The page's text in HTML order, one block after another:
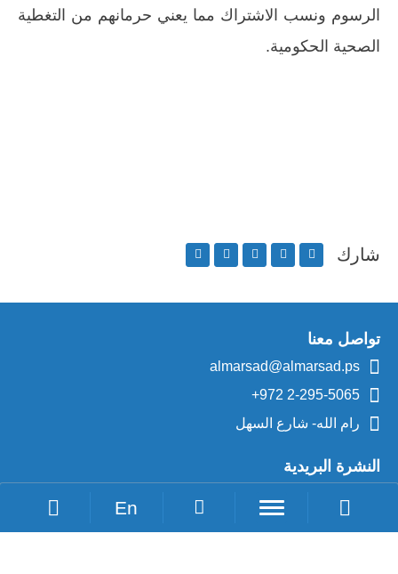
الرسوم ونسب الاشتراك مما يعني حرمانهم من التغطية
الصحية الحكومية.
شارك
تواصل معنا
almarsad@almarsad.ps
+972 2-295-5065
رام الله- شارع السهل
النشرة البريدية
Loading Recaptcha...
En